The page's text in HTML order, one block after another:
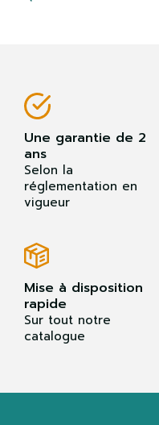
Une garantie de 2
ans
Selon la
réglementation en
vigueur
Mise à disposition
rapide
Sur tout notre
catalogue